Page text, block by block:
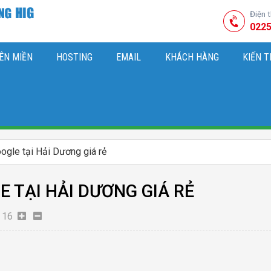
Điện
MIỀN HOSTING EMAIL KHÁCH HÀNG KIẾN
tại Hải Dương giá rẻ
TẠI HẢI DƯƠNG GIÁ RẺ
16